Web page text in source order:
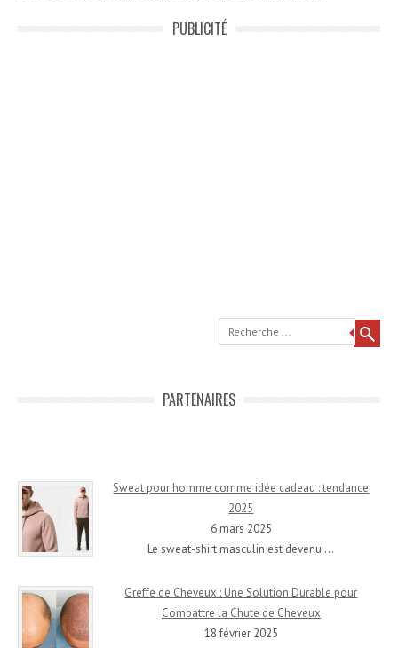
PUBLICITÉ
Recherche
PARTENAIRES
Sweat pour homme comme idée cadeau : tendance
2025
6 mars 2025
Le sweat-shirt masculin est devenu …
Greffe de Cheveux : Une Solution Durable pour
Combattre la Chute de Cheveux
18 février 2025